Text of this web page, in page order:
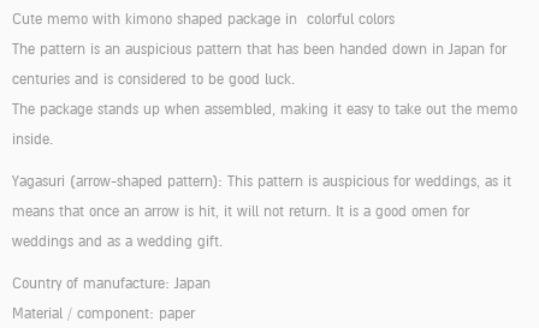
Cute memo with kimono shaped package in
colorful colors
The pattern is an auspicious pattern that has been handed down in Japan for
centuries and is considered to be good luck.
The package stands up when assembled, making it easy to take out the memo
inside.
Yagasuri (arrow-shaped pattern): This pattern is auspicious for weddings, as it
means that once an arrow is hit, it will not return. It is a good omen for
weddings and as a wedding gift.
Country of manufacture: Japan
Material / component: paper